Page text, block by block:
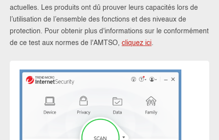
actuelles. Les produits ont dû prouver leurs capacités lors de
l’utilisation de l’ensemble des fonctions et des niveaux de
protection. Pour obtenir plus d'informations sur le conformément
de ce test aux normes de l'AMTSO, cliquez ici.